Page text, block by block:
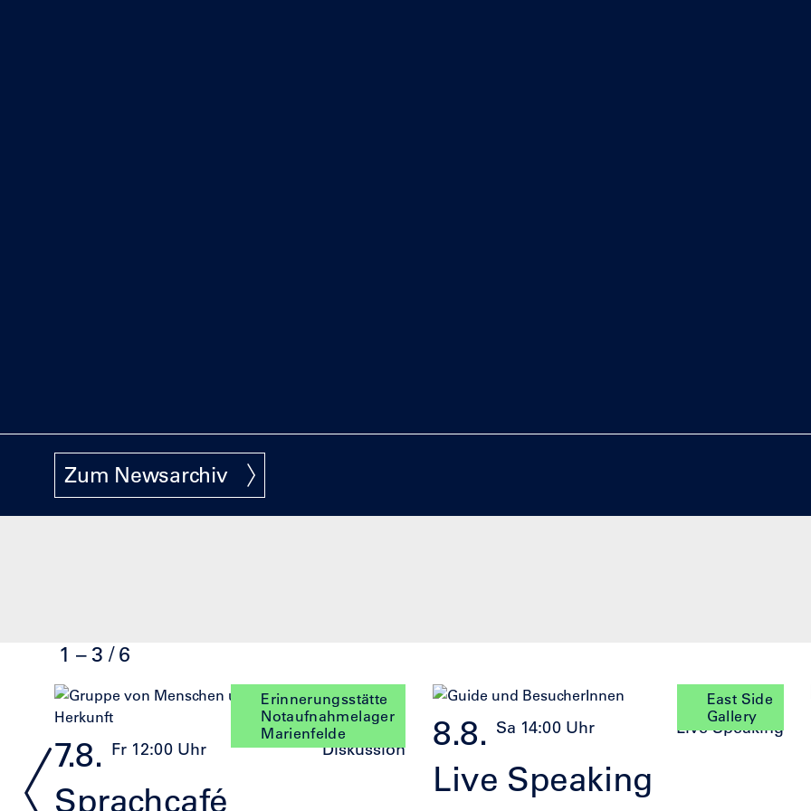
Zum Newsarchiv
1 – 3 / 6
Klicke
Slider
zu
überspringen
Erinnerungsstätte
Notaufnahmelager
Marienfelde
7.8. Fr 12:00 Uhr Diskussion
Sprachcafé
East Side
Gallery
8.8. Sa 14:00 Uhr Live Speaking
Live Speaking